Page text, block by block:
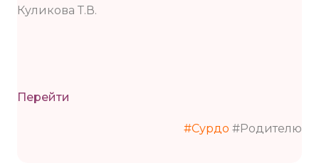
Куликова Т.В.
Перейти
#Сурдо #Родителю